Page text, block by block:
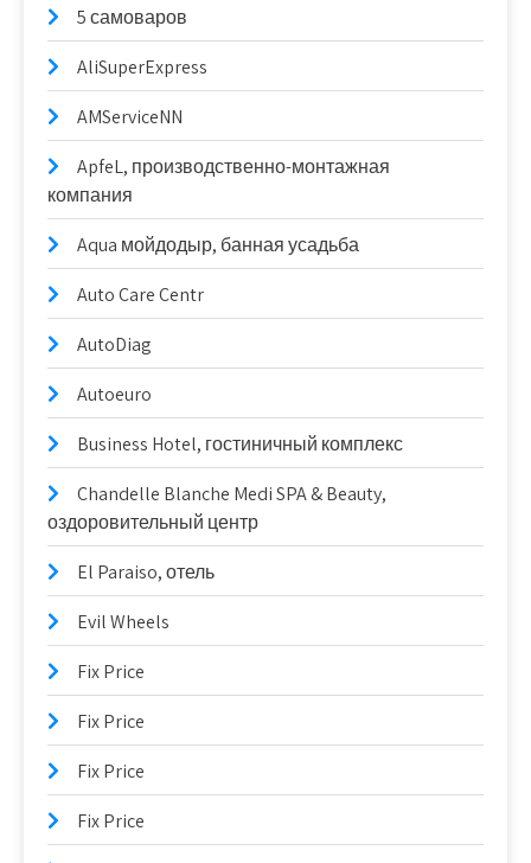
5 самоваров
AliSuperExpress
AMServiceNN
ApfeL, производственно-монтажная
компания
Aqua мойдодыр, банная усадьба
Auto Care Centr
AutoDiag
Autoeuro
Business Hotel, гостиничный комплекс
Chandelle Blanche Medi SPA & Beauty,
оздоровительный центр
El Paraiso, отель
Evil Wheels
Fix Price
Fix Price
Fix Price
Fix Price